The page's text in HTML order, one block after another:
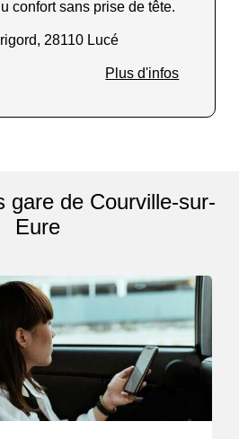
confort sans prise de tête.
28110 Lucé
Plus d'infos
gare de Courville-sur-
Eure